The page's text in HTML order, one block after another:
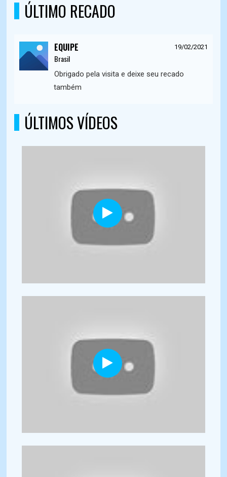
ÚLTIMO RECADO
EQUIPE 19/02/2021
Brasil
Obrigado pela visita e deixe seu recado
também
ÚLTIMOS VÍDEOS